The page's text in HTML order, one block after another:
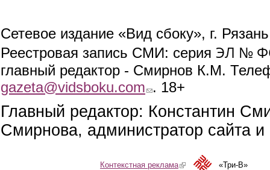
Сетевое издание «Вид сбоку», г.
Реестровая запись СМИ: серия ЭЛ №
главный редактор - Смирнов К.М.
gazeta@vidsboku.com (link sends e-mail)
. 18+
Главный редактор: Константин
Смирнова, администратор сайта
Контекстная реклама(link is external)«Три-В»